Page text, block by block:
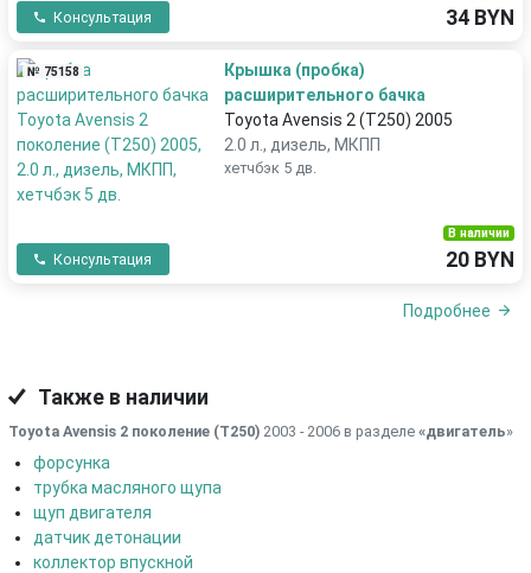
Консультация 34 BYN
№ 75158
Крышка (пробка)
расширительного бачка
Toyota Avensis 2 (T250) 2005
2.0 л., дизель, МКПП
хетчбэк 5 дв.
Консультация
В наличии
20 BYN
Подробнее
Также в наличии
Toyota Avensis 2 поколение (T250) 2003 - 2006 в разделе «двигатель»
форсунка
трубка масляного щупа
щуп двигателя
датчик детонации
коллектор впускной